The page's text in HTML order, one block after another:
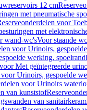
12 cm
met pneumatische
voor
met
wand-wc'sVoor staande
voor Urinoirs,
werking,
Met geïntegreerde
voor Urinoirs, gespoelde
voor Urinoirs
van kunststof
van